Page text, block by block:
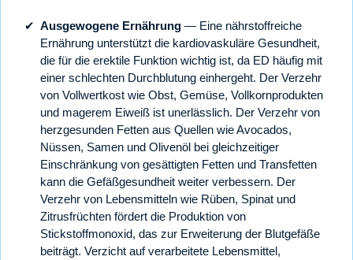
Ausgewogene Ernährung — Eine nährstoffreiche
Ernährung unterstützt die kardiovaskuläre Gesundheit,
die für die erektile Funktion wichtig ist, da ED häufig mit
einer schlechten Durchblutung einhergeht. Der Verzehr
von Vollwertkost wie Obst, Gemüse, Vollkornprodukten
und magerem Eiweiß ist unerlässlich. Der Verzehr von
herzgesunden Fetten aus Quellen wie Avocados,
Nüssen, Samen und Olivenöl bei gleichzeitiger
Einschränkung von gesättigten Fetten und Transfetten
kann die Gefäßgesundheit weiter verbessern. Der
Verzehr von Lebensmitteln wie Rüben, Spinat und
Zitrusfrüchten fördert die Produktion von
Stickstoffmonoxid, das zur Erweiterung der Blutgefäße
beiträgt. Verzicht auf verarbeitete Lebensmittel,